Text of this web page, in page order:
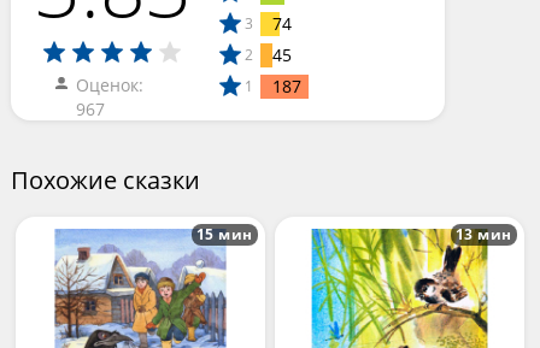
Оценок:
967
3 74
2 45
1 187
Похожие сказки
15 мин 13 мин